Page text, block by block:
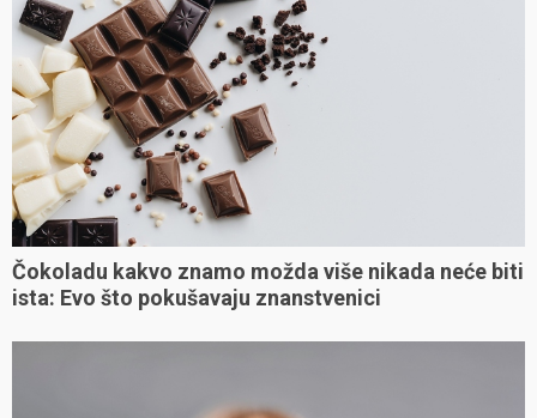
Čokoladu kakvo znamo možda više nikada neće biti
ista: Evo što pokušavaju znanstvenici